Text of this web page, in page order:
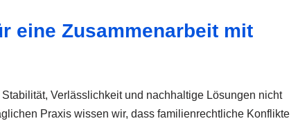
eine Zusammenarbeit mit
Verlässlichkeit und nachhaltige Lösungen nicht
Praxis wissen wir, dass familienrechtliche Konflikte